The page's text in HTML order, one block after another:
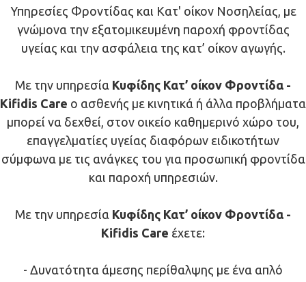
Υπηρεσίες Φροντίδας και Κατ' οίκον Νοσηλείας, με
γνώμονα την εξατομικευμένη παροχή φροντίδας
υγείας και την ασφάλεια της κατ’ οίκον αγωγής.
Με την υπηρεσία Κυφίδης Κατ’ οίκον Φροντίδα -
Kifidis Care ο ασθενής με κινητικά ή άλλα προβλήματα
μπορεί να δεχθεί, στον οικείο καθημερινό χώρο του,
επαγγελματίες υγείας διαφόρων ειδικοτήτων
σύμφωνα με τις ανάγκες του για προσωπική φροντίδα
και παροχή υπηρεσιών.
Με την υπηρεσία Κυφίδης Κατ’ οίκον Φροντίδα -
Kifidis Care έχετε:
- Δυνατότητα άμεσης περίθαλψης με ένα απλό